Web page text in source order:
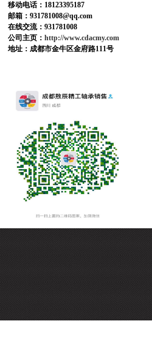
移动电话：18123395187
邮箱：931781008@qq.com
在线交流：931781008
公司主页： http://www.cdacmy.com
地址：成都市金牛区金府路111号